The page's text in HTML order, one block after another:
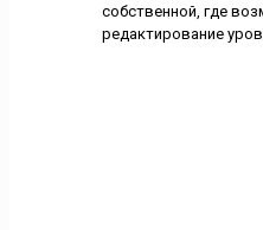
собственной, где
редактирование